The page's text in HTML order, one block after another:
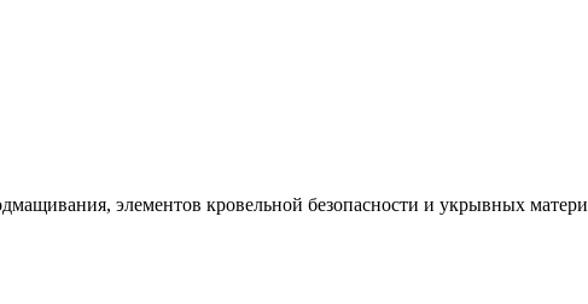
элементов кровельной безопасности и укрывных